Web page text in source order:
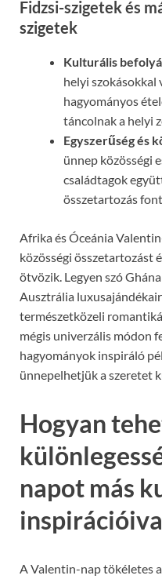
Fidzsi-szigetek és
szigetek
Kulturális
helyi szokásokkal
hagyományos
táncolnak a helyi
Egyszerűség és
ünnep közösségi
családtagok
összetartozás
Afrika és Óceánia
közösségi összetartozást
ötvözik. Legyen szó
Ausztrália
természetközeli
mégis univerzális módon
hagyományok inspiráló
ünnepelhetjük a szeretet
Hogyan
napot más
A Valentin-nap tökéletes